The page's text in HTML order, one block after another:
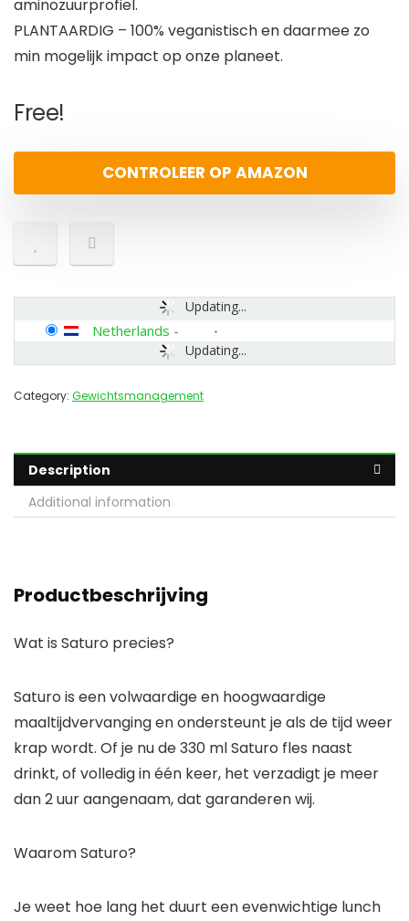
aminozuurprofiel.
PLANTAARDIG – 100% veganistisch en daarmee zo
min mogelijk impact op onze planeet.
Free!
CONTROLEER OP AMAZON
Updating...
Updating...
Netherlands -
Category: Gewichtsmanagement
Description
Additional information
Productbeschrijving
Wat is Saturo precies?
Saturo is een volwaardige en hoogwaardige
maaltijdvervanging en ondersteunt je als de tijd weer
krap wordt. Of je nu de 330 ml Saturo fles naast
drinkt, of volledig in één keer, het verzadigt je meer
dan 2 uur aangenaam, dat garanderen wij.
Waarom Saturo?
Je weet hoe lang het duurt een evenwichtige lunch